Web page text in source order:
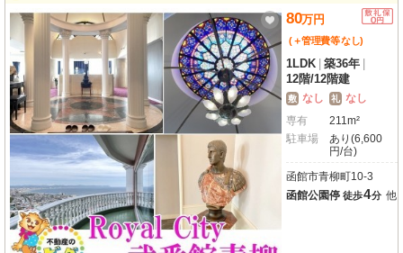
80万円
(＋管理費等なし)
1LDK 築36年
12階/12階建
敷 なし 礼 なし
専有
211m²
駐車場
あり(6,600
円/台)
函館市青柳町10-3
函館公園停 徒歩4分 他